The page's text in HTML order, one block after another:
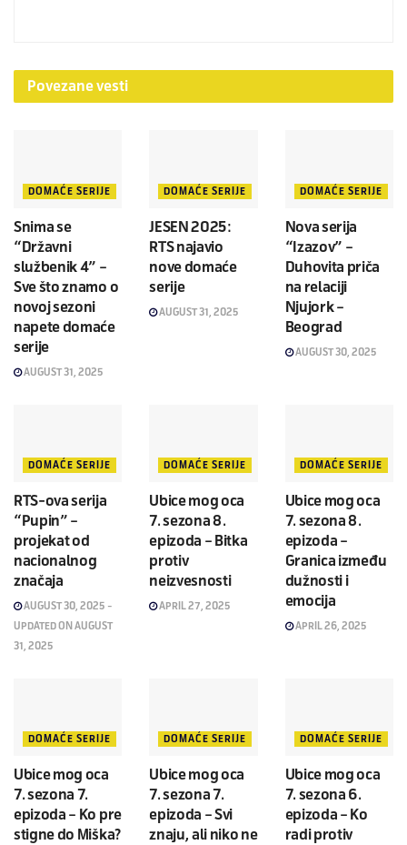
Povezanevesti
DOMAĆE SERIJE
Snima se
“Državni
službenik 4” –
Sve što znamo o
novoj sezoni
napete domaće
serije
AUGUST 31, 2025
DOMAĆE SERIJE
JESEN 2025:
RTS najavio
nove domaće
serije
AUGUST 31, 2025
DOMAĆE SERIJE
Nova serija
“Izazov” –
Duhovita priča
na relaciji
Njujork –
Beograd
AUGUST 30, 2025
DOMAĆE SERIJE
RTS-ova serija
“Pupin” –
projekat od
nacionalnog
značaja
AUGUST 30, 2025 -
UPDATED ON AUGUST
31, 2025
DOMAĆE SERIJE
Ubice mog oca
7. sezona 8.
epizoda – Bitka
protiv
neizvesnosti
APRIL 27, 2025
DOMAĆE SERIJE
Ubice mog oca
7. sezona 8.
epizoda –
Granica između
dužnosti i
emocija
APRIL 26, 2025
DOMAĆE SERIJE
Ubice mog oca
7. sezona 7.
epizoda – Ko pre
stigne do Miška?
DOMAĆE SERIJE
Ubice mog oca
7. sezona 7.
epizoda – Svi
znaju, ali niko ne
DOMAĆE SERIJE
Ubice mog oca
7. sezona 6.
epizoda – Ko
radi protiv